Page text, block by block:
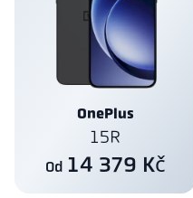
OnePlus
15R
Od 14 379 Kč